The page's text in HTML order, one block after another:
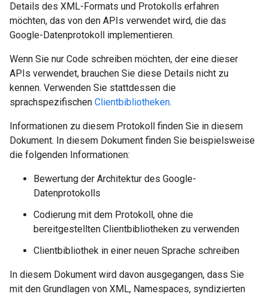
Details des XML-Formats und Protokolls erfahren
möchten, das von den APIs verwendet wird, die das
Google-Datenprotokoll implementieren.
Wenn Sie nur Code schreiben möchten, der eine dieser
APIs verwendet, brauchen Sie diese Details nicht zu
kennen. Verwenden Sie stattdessen die
sprachspezifischen Clientbibliotheken.
Informationen zu diesem Protokoll finden Sie in diesem
Dokument. In diesem Dokument finden Sie beispielsweise
die folgenden Informationen:
Bewertung der Architektur des Google-
Datenprotokolls
Codierung mit dem Protokoll, ohne die
bereitgestellten Clientbibliotheken zu verwenden
Clientbibliothek in einer neuen Sprache schreiben
In diesem Dokument wird davon ausgegangen, dass Sie
mit den Grundlagen von XML, Namespaces, syndizierten